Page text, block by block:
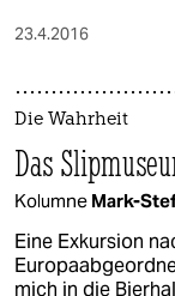
23.4.2016
Die Wahrheit
Das
Kolumne Mark-
Eine Exkursion
mich in die